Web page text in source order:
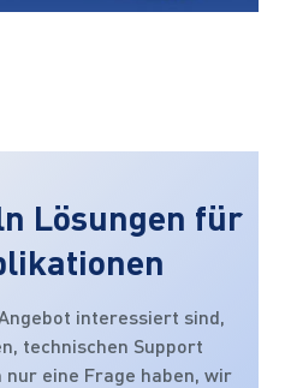
Lösungen für
interessiert sind,
technischen Support
eine Frage haben, wir